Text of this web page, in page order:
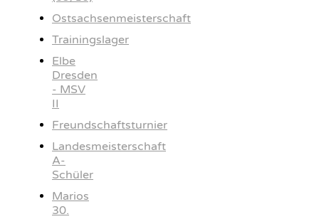
Ostsachsenmeisterschaft
Trainingslager
Elbe
Dresden
- MSV
II
Freundschaftsturnier
Landesmeisterschaft
A-
Schüler
Marios
30.